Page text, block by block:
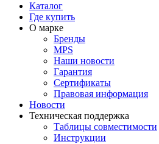
Каталог
Где купить
О марке
Бренды
MPS
Наши новости
Гарантия
Сертификаты
Правовая информация
Новости
Техническая поддержка
Таблицы совместимости
Инструкции